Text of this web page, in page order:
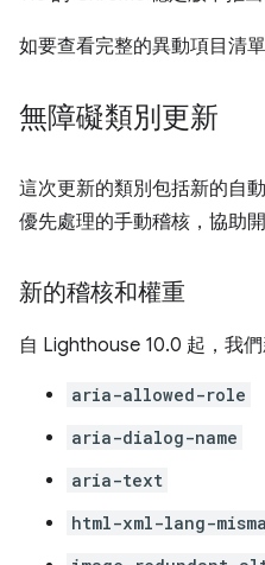
如要查看完整的異動項目清
無障礙類別更新
這次更新的類別包括新的自
優先處理的手動稽核，協助
新的稽核和權重
自 Lighthouse 10.0 起，我們
aria-allowed-role
aria-dialog-name
aria-text
html-xml-lang-